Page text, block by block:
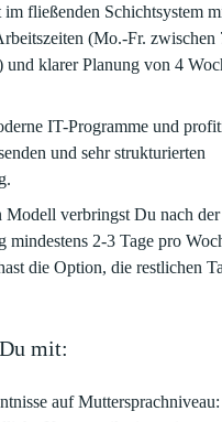
im fließenden Schichtsystem
(Mo.-Fr.
und klarer Planung von 4
IT-Programme und
und sehr strukturierten
Modell verbringst Du nach der
mindestens 2-3 Tage pro
die Option, die restlichen
mit:
auf